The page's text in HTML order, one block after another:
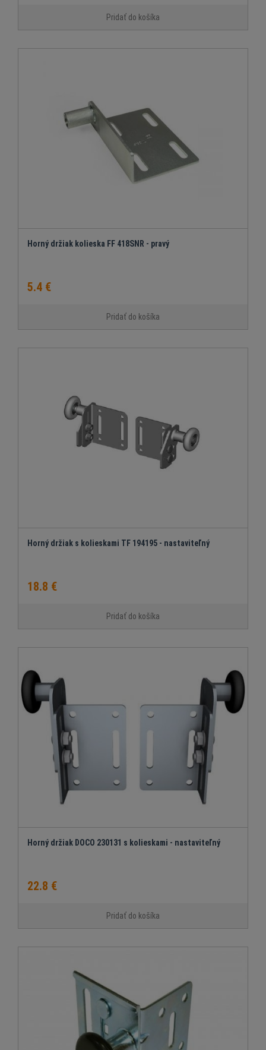
Pridať do košíka
Horný držiak kolieska FF 418SNR - pravý
5.4 €
Pridať do košíka
Horný držiak s kolieskami TF 194195 - nastaviteľný
18.8 €
Pridať do košíka
Horný držiak DOCO 230131 s kolieskami - nastaviteľný
22.8 €
Pridať do košíka